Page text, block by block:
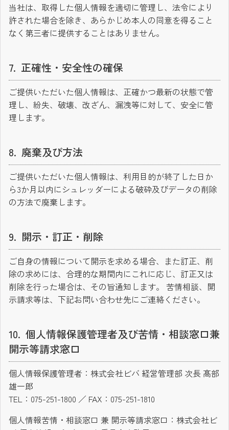
当社は、取得した個人情報を適切に管理し、法令により
許された場合を除き、あらかじめ本人の同意を得ること
なく第三者に提供することはありません。
正確性・安全性の確保
ご提供いただいた個人情報は、正確かつ最新の状態で管
理し、紛失、破壊、改ざん、漏洩等に対して、安全に管
理します。
廃棄及び方法
ご提供いただいた個人情報は、利用目的が終了した日か
ら3か月以内にシュレッダーによる破砕及びデータの削除
の方法で廃棄します。
開示・訂正・削除
ご自身の情報について開示を求める場合、また訂正、削
除の求めには、合理的な期間内にこれに応じ、訂正又は
削除を行った場合は、その旨通知します。 苦情相談、開
示請求等は、下記お問い合わせ先にご連絡ください。
個人情報保護管理者及び苦情・相談窓口兼
開示等請求窓口
個人情報保護管理者：株式会社ビバ 経営管理部 次長 髙部
雄一郎
TEL：075-251-1800 ／ FAX：075-251-1810
個人情報苦情・相談窓口 兼 開示等請求窓口：株式会社ビ